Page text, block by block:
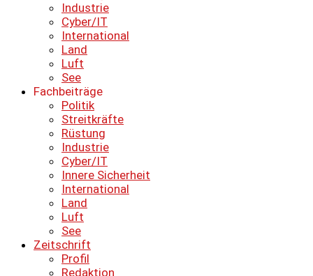
Industrie
Cyber/IT
International
Land
Luft
See
Fachbeiträge
Politik
Streitkräfte
Rüstung
Industrie
Cyber/IT
Innere Sicherheit
International
Land
Luft
See
Zeitschrift
Profil
Redaktion